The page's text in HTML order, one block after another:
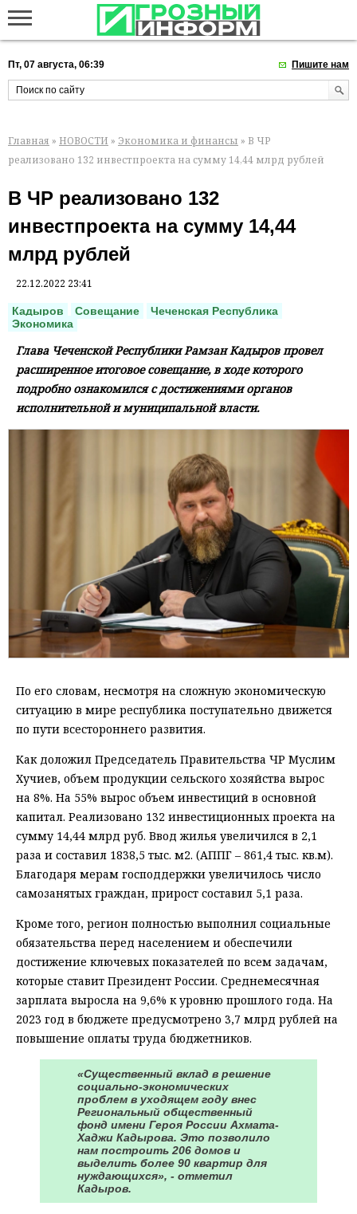
Пт, 07 августа, 06:39 Пишите нам
Главная » НОВОСТИ » Экономика и финансы » В ЧР
реализовано 132 инвестпроекта на сумму 14,44 млрд рублей
В ЧР реализовано 132
инвестпроекта на сумму 14,44
млрд рублей
22.12.2022 23:41
Кадыров Совещание
Чеченская Республика
Экономика
Глава Чеченской Республики Рамзан Кадыров провел
расширенное итоговое совещание, в ходе которого
подробно ознакомился с достижениями органов
исполнительной и муниципальной власти.
По его словам, несмотря на сложную экономическую
ситуацию в мире республика поступательно движется
по пути всестороннего развития.
Как доложил Председатель Правительства ЧР Муслим
Хучиев, объем продукции сельского хозяйства вырос
на 8%. На 55% вырос объем инвестиций в основной
капитал. Реализовано 132 инвестиционных проекта на
сумму 14,44 млрд руб. Ввод жилья увеличился в 2,1
раза и составил 1838,5 тыс. м2. (АППГ – 861,4 тыс. кв.м).
Благодаря мерам господдержки увеличилось число
самозанятых граждан, прирост составил 5,1 раза.
Кроме того, регион полностью выполнил социальные
обязательства перед населением и обеспечили
достижение ключевых показателей по всем задачам,
которые ставит Президент России. Среднемесячная
зарплата выросла на 9,6% к уровню прошлого года. На
2023 год в бюджете предусмотрено 3,7 млрд рублей на
повышение оплаты труда бюджетников.
«Существенный вклад в решение
социально-экономических
проблем в уходящем году внес
Региональный общественный
фонд имени Героя России Ахмата-
Хаджи Кадырова. Это позволило
нам построить 206 домов и
выделить более 90 квартир для
нуждающихся», - отметил
Кадыров.